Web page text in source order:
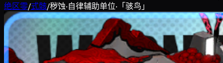
绝区零/式骸/秽蚀·自律辅助单位·「骇鸟」